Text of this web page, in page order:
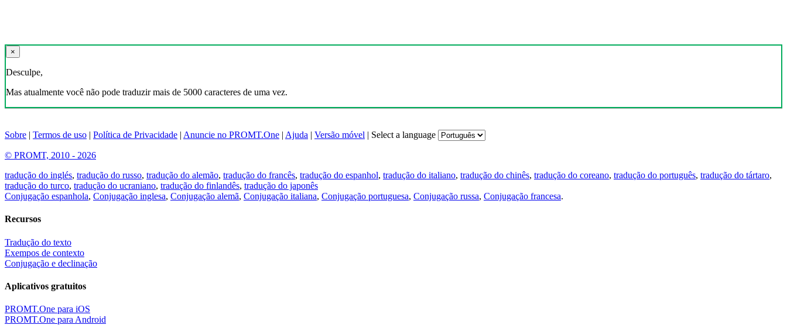
×
Desculpe,
Mas atualmente você não pode traduzir mais de 5000 caracteres de uma vez.
Sobre | Termos de uso | Política de Privacidade | Anuncie no PROMT.One | Ajuda | Versão móvel | Select a language
© PROMT, 2010 - 2026
tradução do inglés, tradução do russo, tradução do alemão, tradução do francês, tradução do espanhol, tradução do italiano, tradução do chinês, tradução do coreano, tradução do português, tradução do tártaro,
tradução do turco, tradução do ucraniano, tradução do finlandês, tradução do japonês
Conjugação espanhola, Conjugação inglesa, Conjugação alemã, Conjugação italiana, Conjugação portuguesa, Conjugação russa, Conjugação francesa.
Recursos
Tradução do texto
Exempos de contexto
Conjugação e declinação
Aplicativos gratuitos
PROMT.One para iOS
PROMT.One para Android